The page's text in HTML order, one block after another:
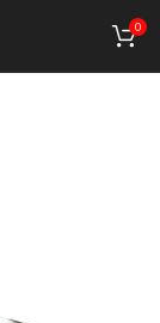
0